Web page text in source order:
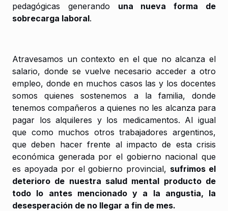
pedagógicas generando una nueva forma de
sobrecarga laboral.
Atravesamos un contexto en el que no alcanza el
salario, donde se vuelve necesario acceder a otro
empleo, donde en muchos casos las y los docentes
somos quienes sostenemos a la familia, donde
tenemos compañeros a quienes no les alcanza para
pagar los alquileres y los medicamentos. Al igual
que como muchos otros trabajadores argentinos,
que deben hacer frente al impacto de esta crisis
económica generada por el gobierno nacional que
es apoyada por el gobierno provincial, sufrimos el
deterioro de nuestra salud mental producto de
todo lo antes mencionado y a la angustia, la
desesperación de no llegar a fin de mes.